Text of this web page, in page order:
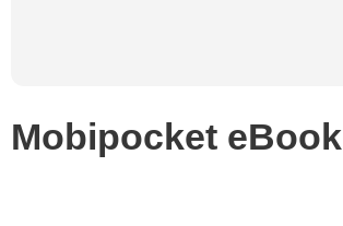
Mobipocket eBook